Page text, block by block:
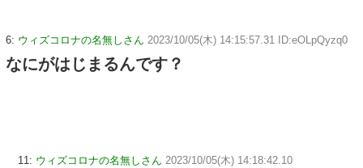
6: ウィズコロナの名無しさん 2023/10/05(木) 14:15:57.31 ID:eOLpQyzq0
なにがはじまるんです？
11: ウィズコロナの名無しさん 2023/10/05(木) 14:18:42.10